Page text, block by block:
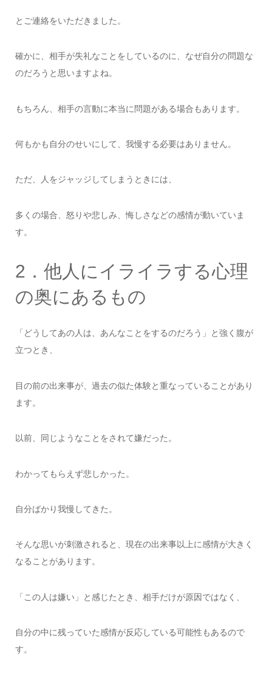
とご連絡をいただきました。
確かに、相手が失礼なことをしているのに、なぜ自分の問題な
のだろうと思いますよね。
もちろん、相手の言動に本当に問題がある場合もあります。
何もかも自分のせいにして、我慢する必要はありません。
ただ、人をジャッジしてしまうときには、
多くの場合、怒りや悲しみ、悔しさなどの感情が動いていま
す。
2．他人にイライラする心理
の奥にあるもの
「どうしてあの人は、あんなことをするのだろう」と強く腹が
立つとき、
目の前の出来事が、過去の似た体験と重なっていることがあり
ます。
以前、同じようなことをされて嫌だった。
わかってもらえず悲しかった。
自分ばかり我慢してきた。
そんな思いが刺激されると、現在の出来事以上に感情が大きく
なることがあります。
「この人は嫌い」と感じたとき、相手だけが原因ではなく、
自分の中に残っていた感情が反応している可能性もあるので
す。